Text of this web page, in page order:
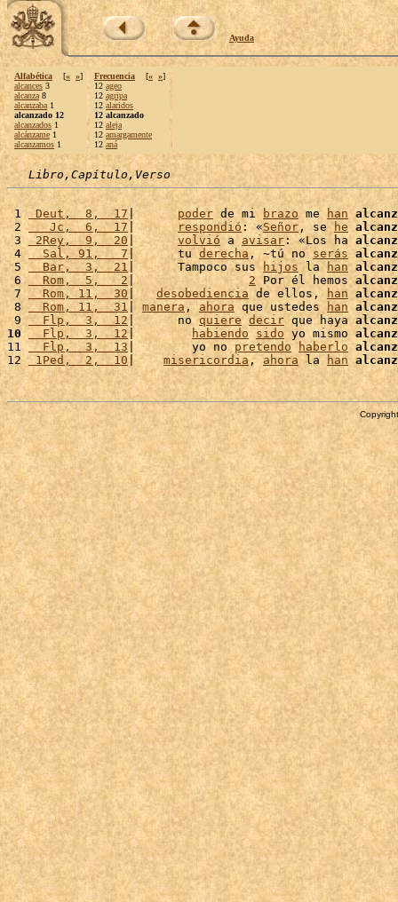
Ayuda
Alfabética [« »]
alcances 3
alcanza 8
alcanzaba 1
alcanzado 12
alcanzados 1
alcánzame 1
alcanzamos 1
Frecuencia [« »]
12 ageo
12 agripa
12 alaridos
12 alcanzado
12 aleja
12 amargamente
12 aná
Libro,Capítulo,Verso
1 Deut,  8,  17 | poder de mi brazo me han
2
   Jc,  6,  17
| respondió : «Señor , se he
3 2Rey,  9,  20 | volvió a avisar : «Los ha
4
  Sal, 91,   7
|      tu derecha, ~tú no serás
5
  Bar,  3,  21
|      Tampoco sus hijos la han
6
  Rom,  5,   2
| 2 Por él hemos
7
  Rom, 11,  30
| desobediencia de ellos, han
8
  Rom, 11,  31
manera, ahora que ustedes han
9
  Flp,  3,  12
|      no quiere decir que haya
10
  Flp,  3,  12
| habiendo sido yo mismo
11
  Flp,  3,  13
|        yo no pretendo haberlo
12 1Ped,  2,  10 | misericordia, ahora la han